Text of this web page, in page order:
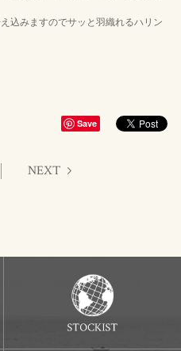
込みますのでサッと羽織れるハリン
Save
NEXT